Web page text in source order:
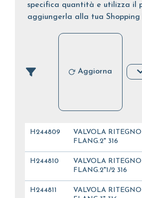
specifica quantità e utilizza il
aggiungerla alla tua Shopping
Aggiorna
H244809
VALVOLA
FLANG.2" 316
H244810
VALVOLA
FLANG.2"1/2 316
H244811
VALVOLA